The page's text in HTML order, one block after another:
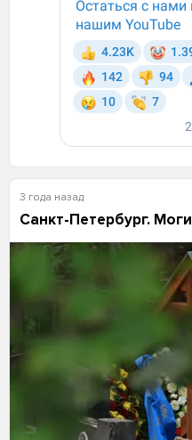
3 года назад
Санкт-Петербург.